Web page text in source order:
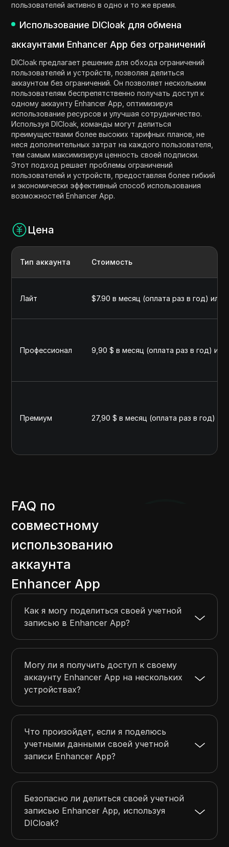
пользователей активно в одно и то же время.
Использование DICloak для обмена
аккаунтами Enhancer App без ограничений
DICloak предлагает решение для обхода ограничений
пользователей и устройств, позволяя делиться
аккаунтом без ограничений. Он позволяет нескольким
пользователям беспрепятственно получать доступ к
одному аккаунту Enhancer App, оптимизируя
использование ресурсов и улучшая сотрудничество.
Используя DICloak, команды могут делиться
преимуществами более высоких тарифных планов, не
неся дополнительных затрат на каждого пользователя,
тем самым максимизируя ценность своей подписки.
Этот подход решает проблемы ограничений
пользователей и устройств, предоставляя более гибкий
и экономически эффективный способ использования
возможностей Enhancer App.
Цена
Тип аккаунта Стоимость
Лайт $7.90 в месяц (оплата раз в год) или
Профессионал 9,90 $ в месяц (оплата раз в год)
Премиум 27,90 $ в месяц (оплата раз в год)
FAQ по
совместному
использованию
аккаунта
Enhancer App
Как я могу поделиться своей учетной
записью в Enhancer App?
Могу ли я получить доступ к своему
аккаунту Enhancer App на нескольких
устройствах?
Что произойдет, если я поделюсь
учетными данными своей учетной
записи Enhancer App?
Безопасно ли делиться своей учетной
записью Enhancer App, используя
DICloak?